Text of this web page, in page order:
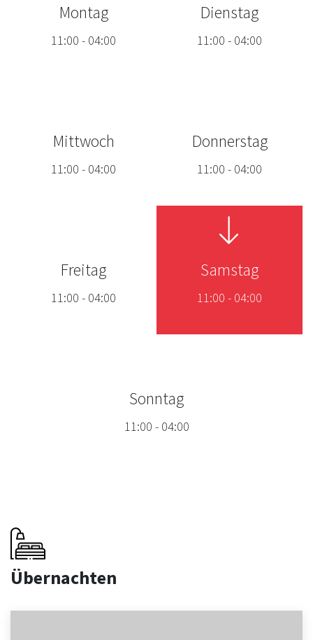
Montag
11:00 - 04:00
Dienstag
11:00 - 04:00
Mittwoch
11:00 - 04:00
Donnerstag
11:00 - 04:00
Freitag
11:00 - 04:00
Samstag
11:00 - 04:00
Sonntag
11:00 - 04:00
Übernachten